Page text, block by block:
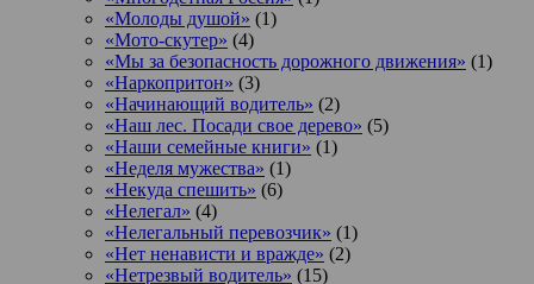
«Молоды душой» (1)
«Мото-скутер» (4)
«Мы за безопасность дорожного движения» (1)
«Наркопритон» (3)
«Начинающий водитель» (2)
«Наш лес. Посади свое дерево» (5)
«Наши семейные книги» (1)
«Неделя мужества» (1)
«Некуда спешить» (6)
«Нелегал» (4)
«Нелегальный перевозчик» (1)
«Нет ненависти и вражде» (2)
«Нетрезвый водитель» (15)